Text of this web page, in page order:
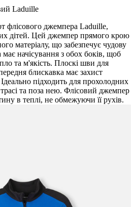
Laduille
флісового джемпера Laduille,
дітей. Цей джемпер прямого крою
матеріалу, що забезпечує чудову
начісування з обох боків, щоб
та м'якість. Плоскі шви для
блискавка має захист
Ідеально підходить для прохолодних
та поза нею. Флісовий джемпер
в теплі, не обмежуючи її рухів.